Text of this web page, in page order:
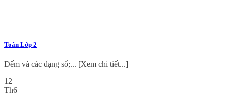
Toán Lớp 2
Đếm và các dạng số;... [Xem chi tiết...]
12
Th6